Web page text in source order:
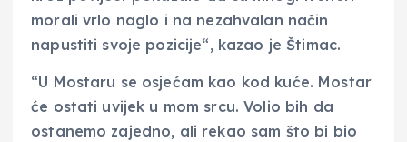
morali vrlo naglo i na nezahvalan način
napustiti svoje pozicije“, kazao je Štimac.
“U Mostaru se osjećam kao kod kuće. Mostar
će ostati uvijek u mom srcu. Volio bih da
ostanemo zajedno, ali rekao sam što bi bio